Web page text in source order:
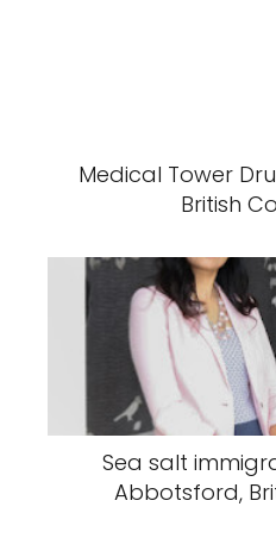
Medical Tower
British
Sea salt
Abbotsford,